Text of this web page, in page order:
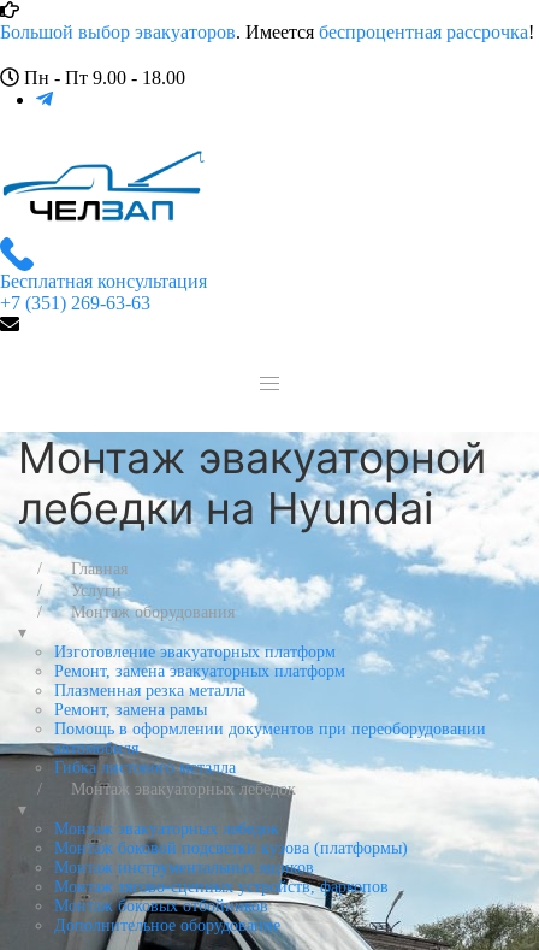
Большой выбор эвакуаторов. Имеется беспроцентная рассрочка!
Пн - Пт 9.00 - 18.00
Бесплатная консультация
+7 (351) 269-63-63
Монтаж эвакуаторной
лебедки на Hyundai
Главная
Услуги
Монтаж оборудования
▾
Изготовление эвакуаторных платформ
Ремонт, замена эвакуаторных платформ
Плазменная резка металла
Ремонт, замена рамы
Помощь в оформлении документов при переоборудовании
автомобиля
Гибка листового металла
Монтаж эвакуаторных лебедок
▾
Монтаж эвакуаторных лебедок
Монтаж боковой подсветки кузова (платформы)
Монтаж инструментальных ящиков
Монтаж тягово-сцепных устройств, фаркопов
Монтаж боковых отбойников
Дополнительное оборудование